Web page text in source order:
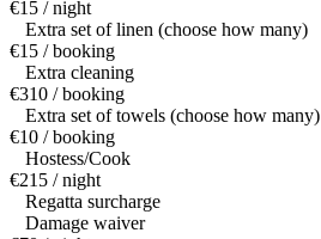
€15 / night
Extra set of linen (choose how many)
€15 / booking
Extra cleaning
€310 / booking
Extra set of towels (choose how many)
€10 / booking
Hostess/Cook
€215 / night
Regatta surcharge
Damage waiver